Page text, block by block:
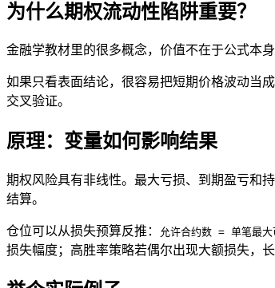
为什么期权流动性陷阱重要？
金融学教材里的很多概念，价值不在于公式本
如果只看表面结论，很容易把短期价格波动当
交叉验证。
原理：变量如何影响结果
期权风险具有非线性。最大亏损、到期盈亏和
结算。
仓位可以从损失预算反推： 允许合约数 = 单笔最
损失幅度；高胜率策略若偶尔出现大额损失，长